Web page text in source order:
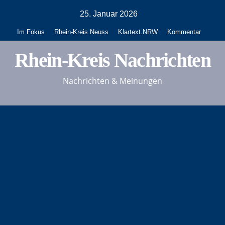
springen
25. Januar 2026
Im Fokus Rhein-Kreis Neuss Klartext.NRW Kommentar
Rhein-Kreis Nachrichten
Nachrichten & Meinungen